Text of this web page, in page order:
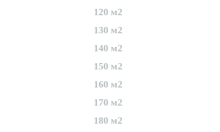
120 м2
130 м2
140 м2
150 м2
160 м2
170 м2
180 м2